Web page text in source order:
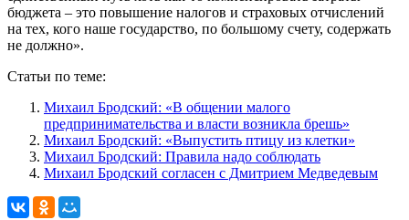
бюджета – это повышение налогов и страховых отчислений
на тех, кого наше государство, по большому счету, содержать
не должно».
Статьи по теме:
Михаил Бродский: «В общении малого
предпринимательства и власти возникла брешь»
Михаил Бродский: «Выпустить птицу из клетки»
Михаил Бродский: Правила надо соблюдать
Михаил Бродский согласен с Дмитрием Медведевым